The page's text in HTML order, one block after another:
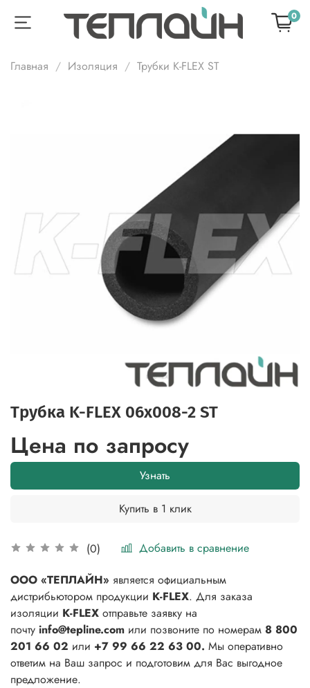
0
Главная Изоляция Трубки K-FLEX ST
Трубка K-FLEX 06x008-2 ST
(0) Добавить в сравнение
Цена по запросу
Узнать
Купить в 1 клик
ООО «ТЕПЛАЙН» является официальным
дистрибьютором продукции K-FLEX. Для заказа
изоляции K-FLEX отправьте заявку на
почту info@tepline.com или позвоните по номерам 8 800
201 66 02 или +7 99 66 22 63 00. Мы оперативно
ответим на Ваш запрос и подготовим для Вас выгодное
предложение.